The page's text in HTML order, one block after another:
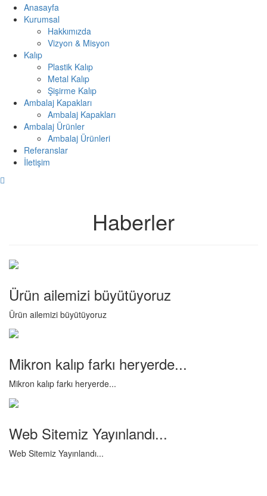
Anasayfa
Kurumsal
Hakkımızda
Vizyon & Misyon
Kalıp
Plastik Kalıp
Metal Kalıp
Şişirme Kalıp
Ambalaj Kapakları
Ambalaj Kapakları
Ambalaj Ürünler
Ambalaj Ürünleri
Referanslar
İletişim
Haberler
Ürün ailemizi büyütüyoruz
Ürün ailemizi büyütüyoruz
Mikron kalıp farkı heryerde...
Mikron kalıp farkı heryerde...
Web Sitemiz Yayınlandı...
Web Sitemiz Yayınlandı...